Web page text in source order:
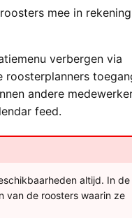
mee in rekening
verbergen via
roosterplanners
andere
feed.
altijd. In de
van de roosters waarin ze